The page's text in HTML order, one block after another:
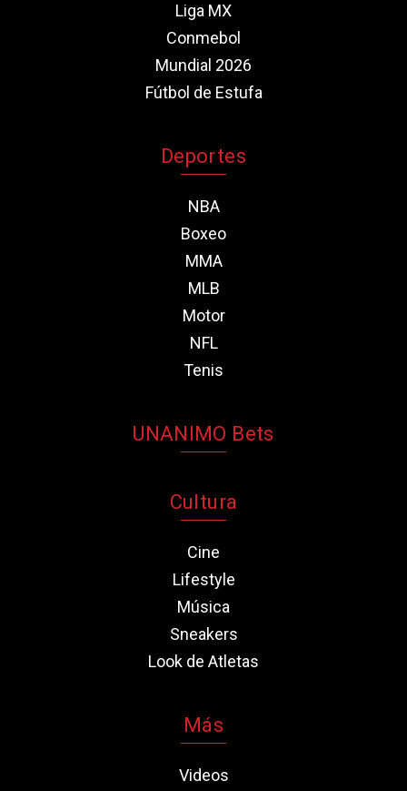
Liga MX
Conmebol
Mundial 2026
Fútbol de Estufa
Deportes
NBA
Boxeo
MMA
MLB
Motor
NFL
Tenis
UNANIMO Bets
Cultura
Cine
Lifestyle
Música
Sneakers
Look de Atletas
Más
Videos